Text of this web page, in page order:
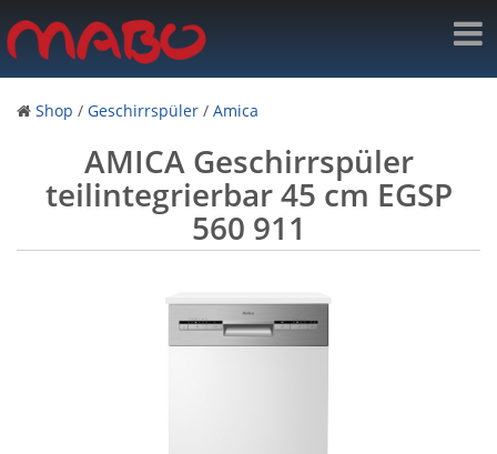
Shop / Geschirrspüler / Amica
AMICA Geschirrspüler
teilintegrierbar 45 cm EGSP
560 911